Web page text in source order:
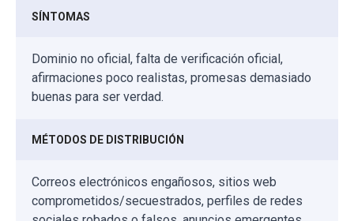
SÍNTOMAS
Dominio no oficial, falta de verificación oficial,
afirmaciones poco realistas, promesas demasiado
buenas para ser verdad.
MÉTODOS DE DISTRIBUCIÓN
Correos electrónicos engañosos, sitios web
comprometidos/secuestrados, perfiles de redes